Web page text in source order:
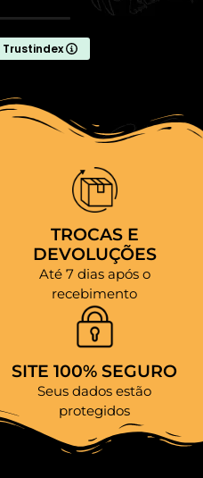
TROCAS E
DEVOLUÇÕES
Até 7 dias após o
recebimento
SITE 100% SEGURO
Seus dados estão
protegidos